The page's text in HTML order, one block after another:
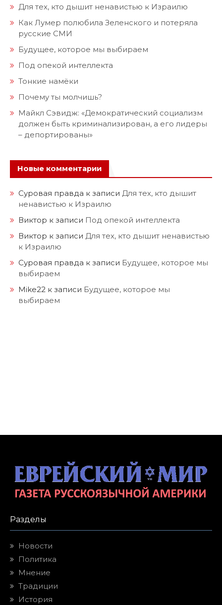
Для тех, кто дышит ненавистью к Израилю
Как Лумер полюбила Зеленского и потеряла
русские СМИ
Будущее, которое мы выбираем
Под опекой интеллекта
Тонкие намёки
Почему ты молчишь?
Майкл Сэвидж: «Демократический социализм
должен быть криминализирован, а его лидеры
– депортированы»
Новые комментарии
Суровая правда к записи Для тех, кто дышит
ненавистью к Израилю
Виктор к записи Под опекой интеллекта
Виктор к записи Для тех, кто дышит ненавистью
к Израилю
Суровая правда к записи Будущее, которое мы
выбираем
Mike22 к записи Будущее, которое мы
выбираем
Разделы
Новости
Политика
Мнение
Традиции
История